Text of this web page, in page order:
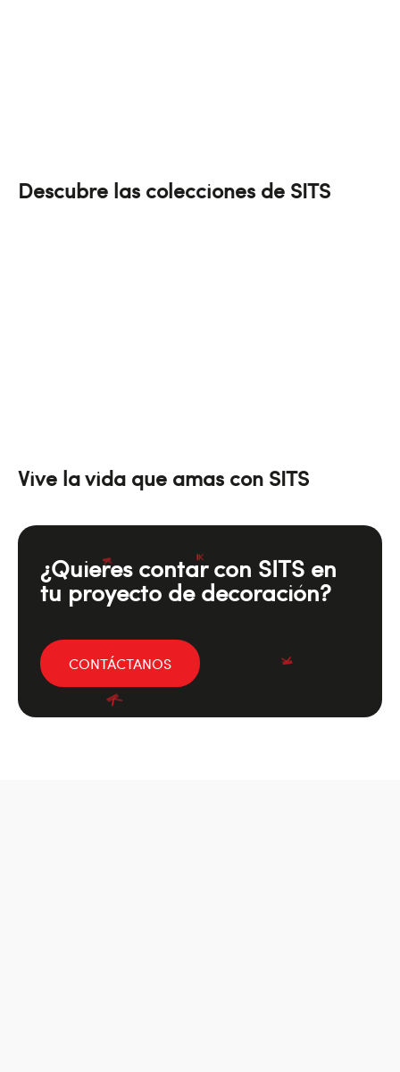
Descubre las colecciones de SITS
Vive la vida que amas con SITS
¿Quieres contar con SITS en
tu proyecto de decoración?
CONTÁCTANOS